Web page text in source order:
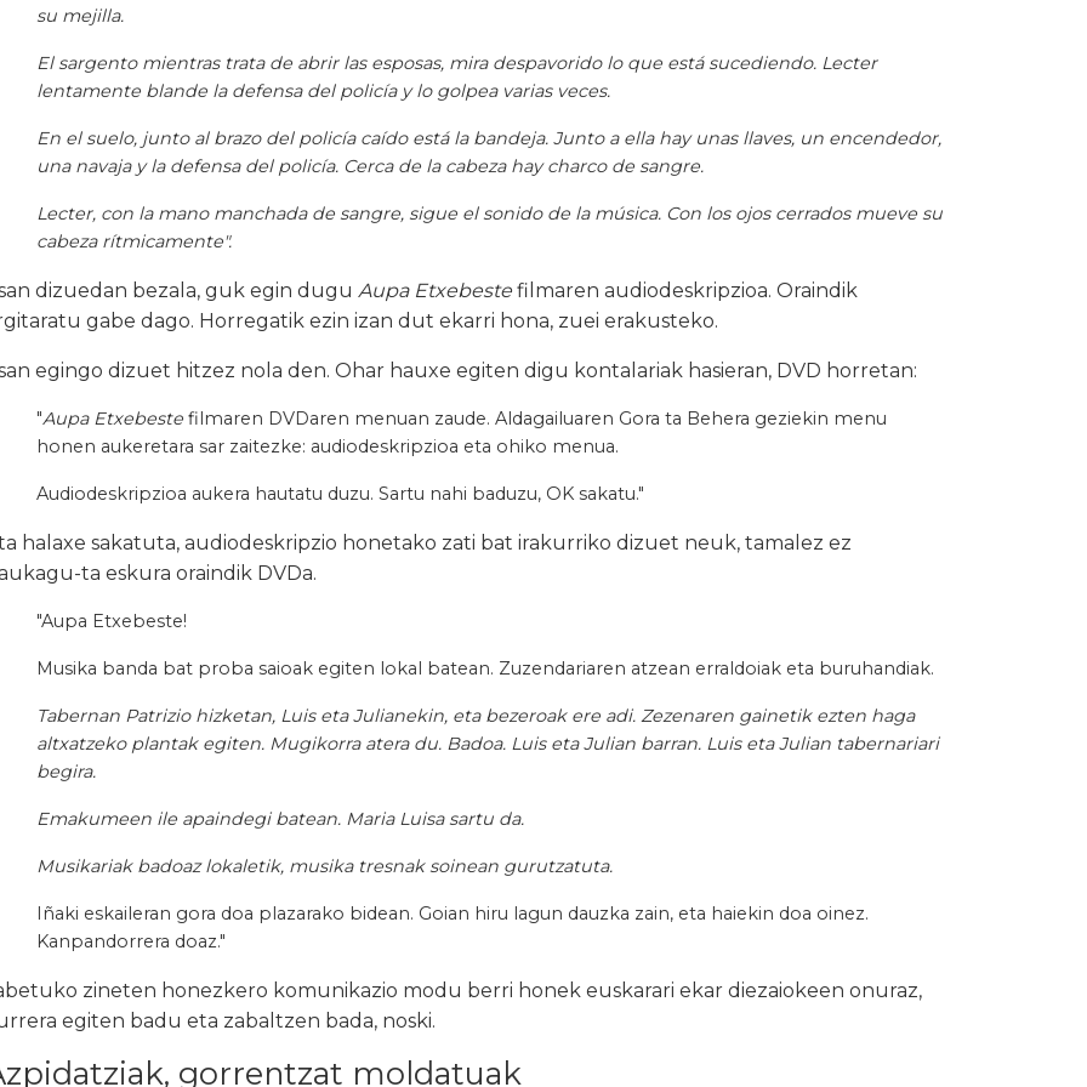
su mejilla.
El sargento mientras trata de abrir las esposas, mira despavorido lo que está sucediendo. Lecter
lentamente blande la defensa del policía y lo golpea varias veces.
En el suelo, junto al brazo del policía caído está la bandeja. Junto a ella hay unas llaves, un encendedor,
una navaja y la defensa del policía. Cerca de la cabeza hay charco de sangre.
Lecter, con la mano manchada de sangre, sigue el sonido de la música. Con los ojos cerrados mueve su
cabeza rítmicamente".
dizuedan bezala, guk egin dugu Aupa Etxebeste filmaren audiodeskripzioa. Oraindik
gabe dago. Horregatik ezin izan dut ekarri hona, zuei erakusteko.
egingo dizuet hitzez nola den. Ohar hauxe egiten digu kontalariak hasieran, DVD horretan:
"Aupa Etxebeste filmaren DVDaren menuan zaude. Aldagailuaren Gora ta Behera geziekin menu
honen aukeretara sar zaitezke: audiodeskripzioa eta ohiko menua.
Audiodeskripzioa aukera hautatu duzu. Sartu nahi baduzu, OK sakatu."
halaxe sakatuta, audiodeskripzio honetako zati bat irakurriko dizuet neuk, tamalez ez
ta eskura oraindik DVDa.
"Aupa Etxebeste!
Musika banda bat proba saioak egiten lokal batean. Zuzendariaren atzean erraldoiak eta buru­handiak.
Tabernan Patrizio hizketan, Luis eta Julianekin, eta bezeroak ere adi. Zezenaren gainetik ezten haga
altxatzeko plantak egiten. Mugikorra atera du. Badoa. Luis eta Julian barran. Luis eta Julian tabernariari
begira.
Emakumeen ile apaindegi batean. Maria Luisa sartu da.
Musikariak badoaz lokaletik, musika tresnak soinean gurutzatuta.
Iñaki eskaileran gora doa plazarako bidean. Goian hiru lagun dauzka zain, eta haiekin doa oinez.
Kanpandorrera doaz."
zineten honezkero komunikazio modu berri honek euskarari ekar diezaiokeen onuraz,
egiten badu eta zabaltzen bada, noski.
gorrentzat moldatuak